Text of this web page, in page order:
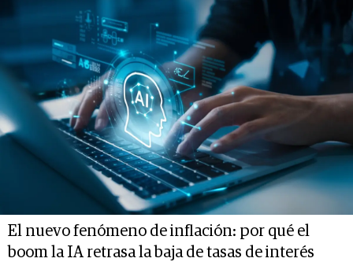
El nuevo fenómeno de inflación: por qué el
boom la IA retrasa la baja de tasas de interés